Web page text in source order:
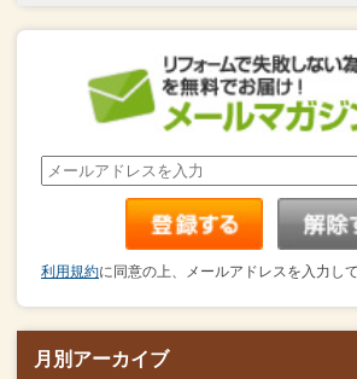
利用規約に同意の上、メールアドレスを入力し
月別アーカイブ